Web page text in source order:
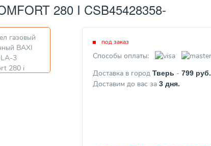
280 I CSB45428358-
под заказ
Способы оплаты:
Доставка в город Тверь - 799 руб.
Доставим до вас за 3 дня.